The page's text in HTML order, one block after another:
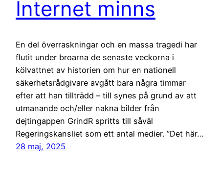
Internet minns
En del överraskningar och en massa tragedi har
flutit under broarna de senaste veckorna i
kölvattnet av historien om hur en nationell
säkerhetsrådgivare avgått bara några timmar
efter att han tillträdd – till synes på grund av att
utmanande och/eller nakna bilder från
dejtingappen GrindR spritts till såväl
Regeringskansliet som ett antal medier. ”Det här…
28 maj, 2025